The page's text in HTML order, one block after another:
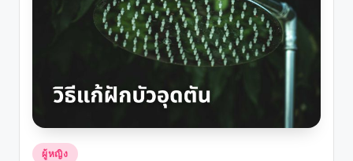
Posted
ผู้หญิง